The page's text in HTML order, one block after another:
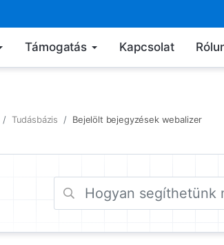
Támogatás Kapcsolat
Tudásbázis Bejelölt bejegyzések webalizer